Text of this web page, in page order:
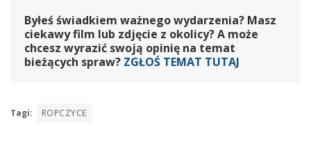
Byłeś świadkiem ważnego wydarzenia? Masz
ciekawy film lub zdjęcie z okolicy? A może
chcesz wyrazić swoją opinię na temat
bieżących spraw? ZGŁOŚ TEMAT TUTAJ
Tagi: ROPCZYCE